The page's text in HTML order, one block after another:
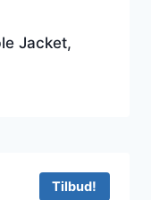
Jacket,
Tilbud!